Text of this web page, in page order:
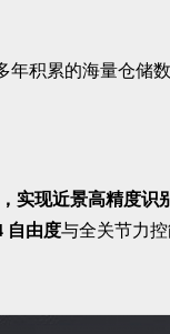
年积累的海量仓储
实现近景高精度识
自由度与全关节力控